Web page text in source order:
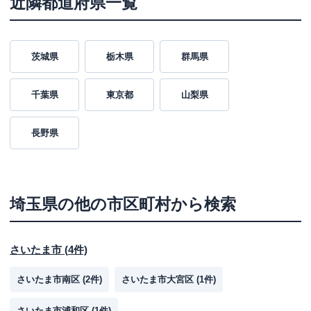
茨城県 栃木県 群馬県
千葉県 東京都 山梨県
長野県
埼玉県の他の市区町村から検索
さいたま市 (4件)
さいたま市南区 (2件) さいたま市大宮区 (1件)